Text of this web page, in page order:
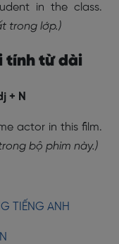
in the class.
trong lớp.)
tính từ dài
+ N
actor in this film.
bộ phim này.)
TIẾNG ANH